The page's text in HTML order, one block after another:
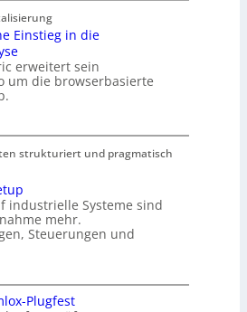
Einstieg in die
erweitert sein
um die browserbasierte
strukturiert und pragmatisch
industrielle Systeme sind
mehr.
Steuerungen und
Plugfest